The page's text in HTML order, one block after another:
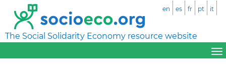
The Social Solidarity Economy resource website
en es fr pt it